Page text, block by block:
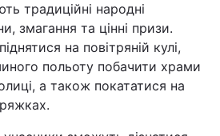
традиційні народні
змагання та цінні призи.
на повітряній кулі,
польоту побачити храми
а також покататися на